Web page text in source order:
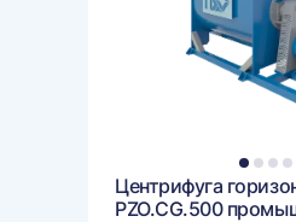
1 2 3 4
Центрифуга
PZO.CG.500